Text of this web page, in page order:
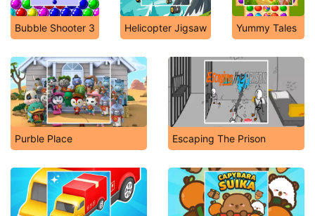
Bubble Shooter 3 Helicopter Jigsaw Yummy Tales
Purble Place Escaping The Prison